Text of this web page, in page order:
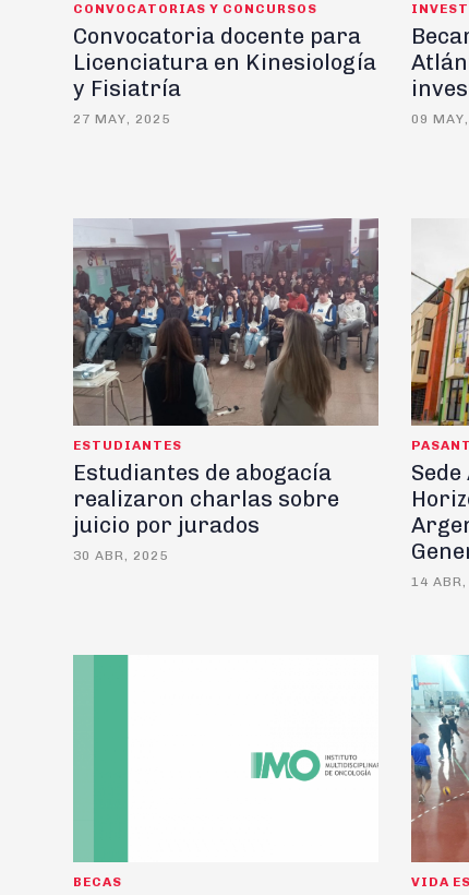
CONVOCATORIAS Y CONCURSOS
Convocatoria docente para
Licenciatura en Kinesiología
y Fisiatría
27 MAY, 2025 09
ESTUDIANTES
Estudiantes de abogacía
realizaron charlas sobre
juicio por jurados
30 ABR, 2025
14
BECAS VIDA